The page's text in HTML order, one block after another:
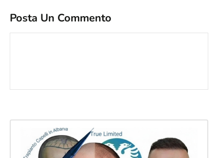
Posta Un Commento